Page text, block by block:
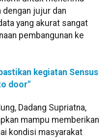
jujur dan
yang akurat sangat
pembangunan ke
kegiatan Sensus
door"
Dadang Supriatna,
mampu memberikan
kondisi masyarakat